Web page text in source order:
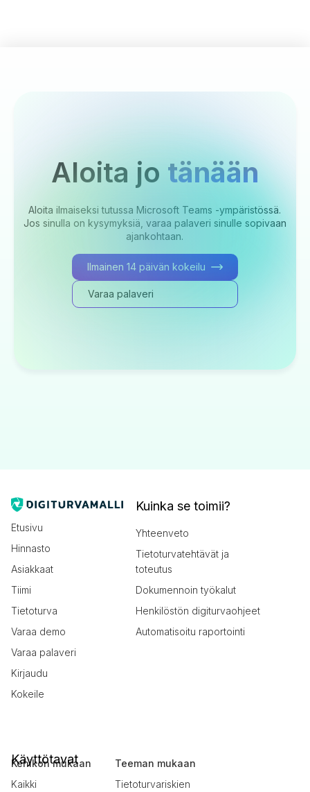
Aloita jo tänään
Aloita ilmaiseksi tutussa Microsoft Teams -ympäristössä.
Jos sinulla on kysymyksiä, varaa palaveri sinulle sopivaan
ajankohtaan.
Ilmainen 14 päivän kokeilu
Varaa palaveri
Etusivu
Hinnasto
Asiakkaat
Tiimi
Tietoturva
Varaa demo
Varaa palaveri
Kirjaudu
Kokeile
Kuinka se toimii?
Yhteenveto
Tietoturvatehtävät ja
toteutus
Dokumennoin työkalut
Henkilöstön digiturvaohjeet
Automatisoitu raportointi
Käyttötavat
Kehikon mukaan
Kaikki
Teeman mukaan
Tietoturvariskien